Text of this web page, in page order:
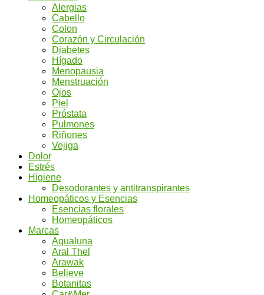
Alergias
Cabello
Colon
Corazón y Circulación
Diabetes
Hígado
Menopausia
Menstruación
Ojos
Piel
Próstata
Pulmones
Riñones
Vejiga
Dolor
Estrés
Higiene
Desodorantes y antitranspirantes
Homeopáticos y Esencias
Esencias florales
Homeopáticos
Marcas
Aqualuna
Aral Thel
Arawak
Believe
Botanitas